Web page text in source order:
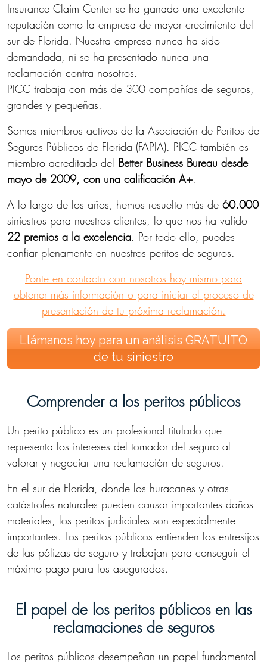
Insurance Claim Center se ha ganado una excelente
reputación como la empresa de mayor crecimiento del
sur de Florida. Nuestra empresa nunca ha sido
demandada, ni se ha presentado nunca una
reclamación contra nosotros.
PICC trabaja con más de 300 compañías de seguros,
grandes y pequeñas.
Somos miembros activos de la Asociación de Peritos de
Seguros Públicos de Florida (FAPIA). PICC también es
miembro acreditado del Better Business Bureau desde
mayo de 2009, con una calificación A+.
A lo largo de los años, hemos resuelto más de 60.000
siniestros para nuestros clientes, lo que nos ha valido
22 premios a la excelencia. Por todo ello, puedes
confiar plenamente en nuestros peritos de seguros.
Ponte en contacto con nosotros hoy mismo para
obtener más información o para iniciar el proceso de
presentación de tu próxima reclamación.
Llámanos hoy para un análisis GRATUITO
de tu siniestro
Comprender a los peritos públicos
Un perito público es un profesional titulado que
representa los intereses del tomador del seguro al
valorar y negociar una reclamación de seguros.
En el sur de Florida, donde los huracanes y otras
catástrofes naturales pueden causar importantes daños
materiales, los peritos judiciales son especialmente
importantes. Los peritos públicos entienden los entresijos
de las pólizas de seguro y trabajan para conseguir el
máximo pago para los asegurados.
El papel de los peritos públicos en las
reclamaciones de seguros
Los peritos públicos desempeñan un papel fundamental